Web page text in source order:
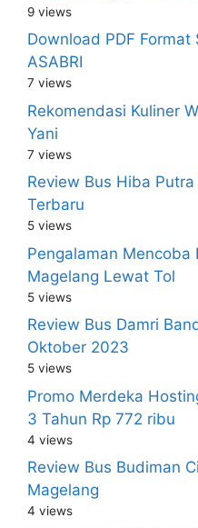
9 views
Download PDF
ASABRI
7 views
Rekomendasi Kuliner
Yani
7 views
Review Bus Hiba
Terbaru
5 views
Pengalaman Mencoba
Magelang Lewat Tol
5 views
Review Bus Damri
Oktober 2023
5 views
Promo Merdeka
3 Tahun Rp 772 ribu
4 views
Review Bus Budiman
Magelang
4 views